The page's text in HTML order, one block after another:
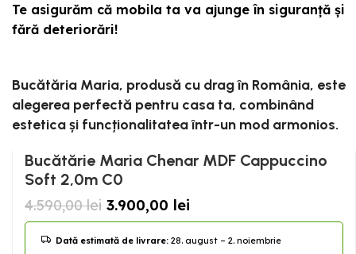
Te asigurăm că mobila ta va ajunge în siguranță și
fără deteriorări!
Bucătăria Maria, produsă cu drag în România, este
alegerea perfectă pentru casa ta, combinând
estetica și funcționalitatea într-un mod armonios.
Bucătărie Maria Chenar MDF Cappuccino
Soft 2,0m C0
4.590,00lei 3.900,00 lei
Dată estimată de livrare: 28. august – 2. noiembrie